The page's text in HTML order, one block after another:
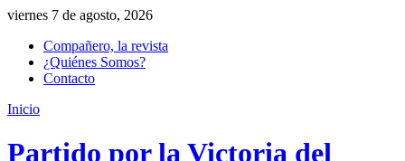
viernes 7 de agosto, 2026
Compañero, la revista
¿Quiénes Somos?
Contacto
Inicio
Partido por la Victoria del